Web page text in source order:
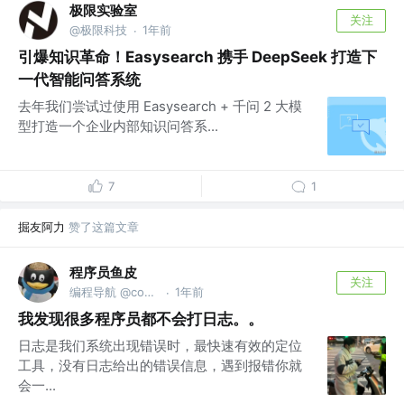
极限实验室
@极限科技 · 1年前
关注
引爆知识革命！Easysearch 携手 DeepSeek 打造下
一代智能问答系统
去年我们尝试过使用 Easysearch + 千问 2 大模
型打造一个企业内部知识问答系...
7 1
掘友阿力 赞了这篇文章
程序员鱼皮
编程导航 @codefather.cn · 1年前
关注
我发现很多程序员都不会打日志。。
日志是我们系统出现错误时，最快速有效的定位
工具，没有日志给出的错误信息，遇到报错你就
会一...